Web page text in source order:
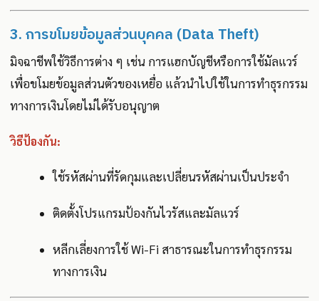
3. การขโมยข้อมูลส่วนบุคคล (Data Theft)
มิจฉาชีพใช้วิธีการต่าง ๆ เช่น การแฮกบัญชีหรือการใช้มัลแวร์
เพื่อขโมยข้อมูลส่วนตัวของเหยื่อ แล้วนำไปใช้ในการทำธุรกรรม
ทางการเงินโดยไม่ได้รับอนุญาต
วิธีป้องกัน:
ใช้รหัสผ่านที่รัดกุมและเปลี่ยนรหัสผ่านเป็นประจำ
ติดตั้งโปรแกรมป้องกันไวรัสและมัลแวร์
หลีกเลี่ยงการใช้ Wi-Fi สาธารณะในการทำธุรกรรม
ทางการเงิน